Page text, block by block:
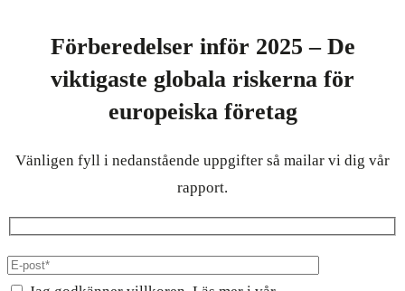
Förberedelser inför 2025 – De
viktigaste globala riskerna för
europeiska företag
Vänligen fyll i nedanstående uppgifter så mailar vi dig vår
rapport.